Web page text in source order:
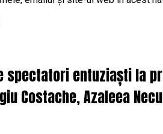
spectatori entuziaști la
Costache, Azaleea